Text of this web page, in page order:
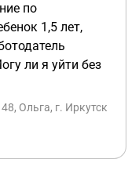
по
1,5 лет,
ли я уйти без
Ольга, г. Иркутск